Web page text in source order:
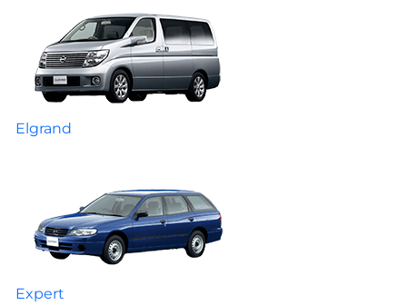
Elgrand
Expert